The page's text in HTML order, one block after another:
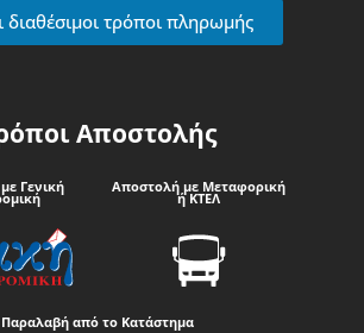
διαθέσιμοι τρόποι πληρωμής
Αποστολής
Γενική Αποστολή με Μεταφορική
ή ΚΤΕΛ
Παραλαβή από το Κατάστημα